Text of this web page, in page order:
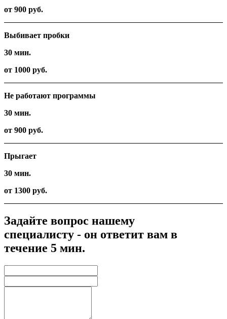
от 900 руб.
Выбивает пробки
30 мин.
от 1000 руб.
Не работают программы
30 мин.
от 900 руб.
Прыгает
30 мин.
от 1300 руб.
Задайте вопрос нашему
специалисту - он ответит вам в
течение 5 мин.